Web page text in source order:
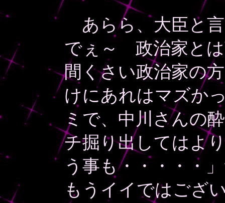
あらら、大臣と
でぇ～ 政治家とは
間くさい政治家の
けにあれはマズか
ミで、中川さんの
チ掘り出してはよ
う事も・・・・・
もうイイではござ